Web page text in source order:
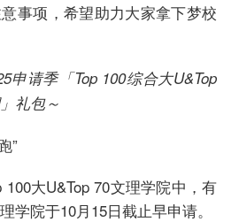
事项，希望助力大家拿下梦校
申请季「Top 100综合大U&Top
礼包～
”
100大U&Top 70文理学院中，有
学院于10月15日截止早申请。